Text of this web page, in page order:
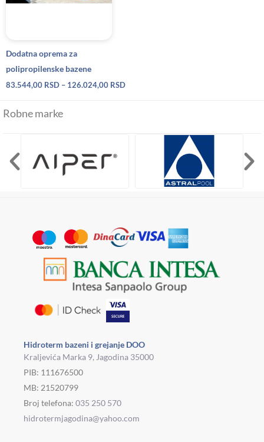
Dodatna oprema za
polipropilenske bazene
83.544,00 RSD – 126.024,00 RSD
Robne marke
Hidroterm bazeni i grejanje DOO
Kraljevića Marka 9, Jagodina 35000
PIB: 111676500
MB: 21520799
Broj telefona: 035 250 570
hidrotermjagodina@yahoo.com